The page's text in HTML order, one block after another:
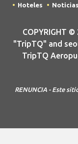
Hoteles
COPYRIGHT
"TripTQ" and
TripTQ
RENUNCIA - Este